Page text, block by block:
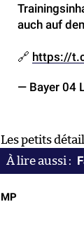
auch auf
🔗 https://
— Bayer 04
Les petits
MP